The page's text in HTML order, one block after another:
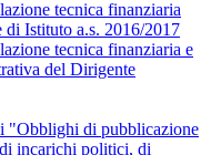
tecnica finanziaria
di Istituto a.s. 2016/2017
tecnica finanziaria e
del Dirigente
"Obblighi di pubblicazione
incarichi politici, di